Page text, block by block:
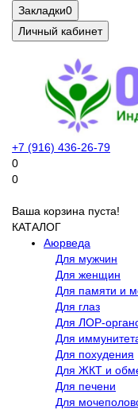
Закладки0
Личный кабинет
+7 (916) 436-26-79
0
0
Ваша корзина пуста!
КАТАЛОГ
Аюрведа
Для мужчин
Для женщин
Для памяти и
Для глаз
Для ЛОР-
Для
Для похудения
Для ЖКТ и
Для печени
Для